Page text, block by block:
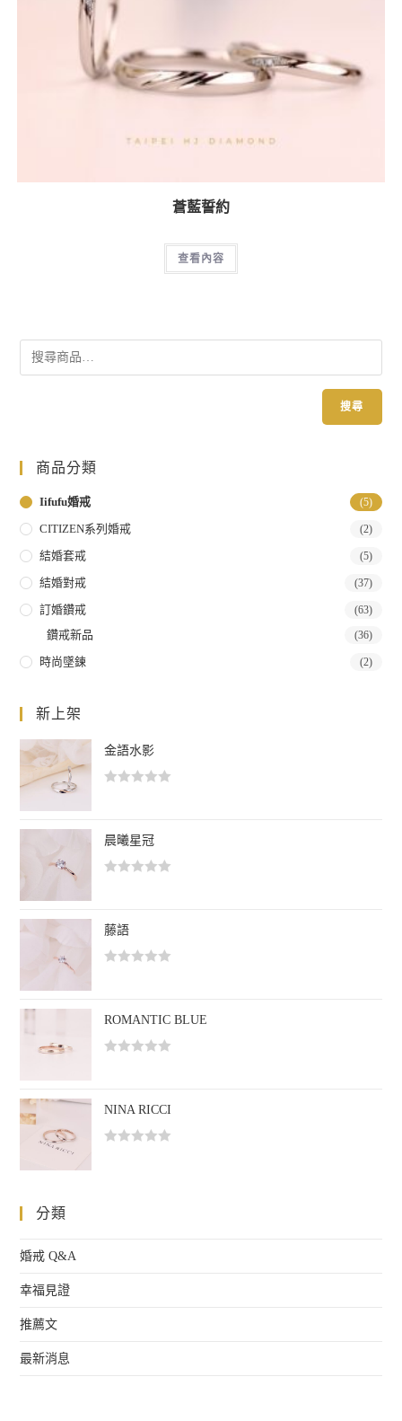
蒼藍誓約
查看內容
搜尋
商品分類
Iifufu婚戒 (5)
CITIZEN系列婚戒 (2)
結婚套戒 (5)
結婚對戒 (37)
訂婚鑽戒 (63)
鑽戒新品 (36)
時尚墜鍊 (2)
新上架
金語水影
0
分
晨曦星冠
0
分
藤語
0
分
ROMANTIC BLUE
0
分
NINA RICCI
分類
婚戒 Q&A
幸福見證
推薦文
最新消息